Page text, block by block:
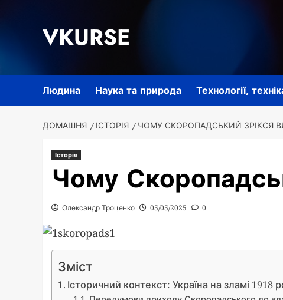
VKURSE
Людина Наука та природа Технології,
ДОМАШНЯ ІСТОРІЯ ЧОМУ СКОРОПАДСЬКИЙ ЗРІКСЯ
Історія
Чому
Олександр Троценко 05/05/2025 0
Зміст
Історичний контекст: Україна на зламі 1918